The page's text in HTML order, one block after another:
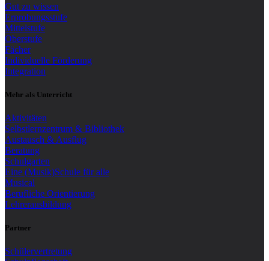
Gut zu wissen
Erprobungsstufe
Mittelstufe
Oberstufe
Fächer
Individuelle Förderung
Integration
Mehr als Unterricht
Aktivitäten
Selbstlernzentrum & Bibliothek
Austausch & Ausflug
Beratung
Schulgarten
Eine (Musik)Schule für alle
Musical
Berufliche Orientierung
Lehrerausbildung
Partner
Schülervertretung